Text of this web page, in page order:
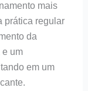
mais
prática regular
da
um
em um